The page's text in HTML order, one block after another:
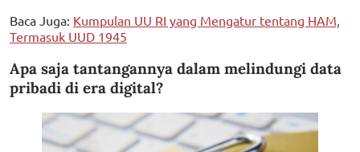
Baca Juga: Kumpulan UU RI yang Mengatur tentang HAM,
Termasuk UUD 1945
Apa saja tantangannya dalam melindungi data
pribadi di era digital?